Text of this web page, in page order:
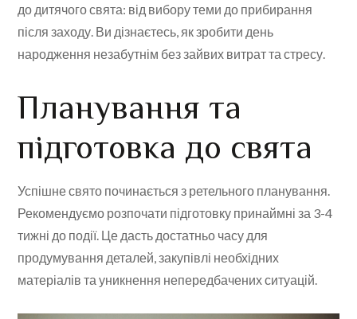
до дитячого свята: від вибору теми до прибирання
після заходу. Ви дізнаєтесь, як зробити день
народження незабутнім без зайвих витрат та стресу.
Планування та
підготовка до свята
Успішне свято починається з ретельного планування.
Рекомендуємо розпочати підготовку принаймні за 3-4
тижні до події. Це дасть достатньо часу для
продумування деталей, закупівлі необхідних
матеріалів та уникнення непередбачених ситуацій.